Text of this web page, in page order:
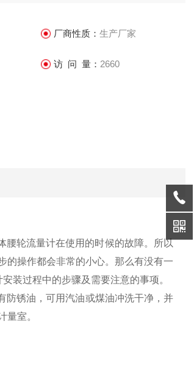
计数器，从而显示输出气体的累计体积
厂商性质： 生产厂家
访 问 量： 2660
腰轮流量计在使用的时候的故障。所以
的操作都会非常的小心。那么有没有一
装过程中的步骤及需要注意的事项。
防锈油，可用汽油或煤油冲洗干净，并
量室。